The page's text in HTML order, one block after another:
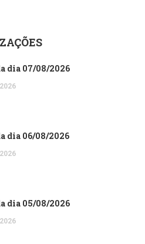
dia 07/08/2026
2026
dia 06/08/2026
2026
dia 05/08/2026
2026